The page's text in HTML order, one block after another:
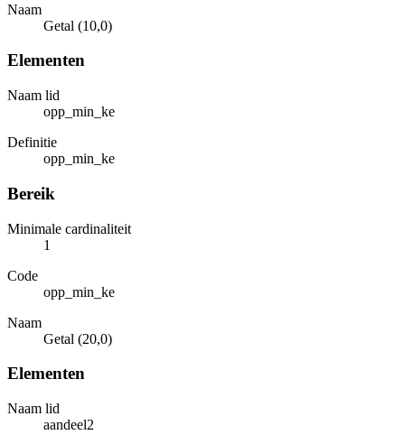
Naam
Getal (10,0)
Elementen
Naam lid
opp_min_ke
Definitie
opp_min_ke
Bereik
Minimale cardinaliteit
1
Code
opp_min_ke
Naam
Getal (20,0)
Elementen
Naam lid
aandeel2